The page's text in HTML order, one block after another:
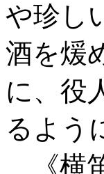
や珍し
酒を煖
に、役
るよう
《横